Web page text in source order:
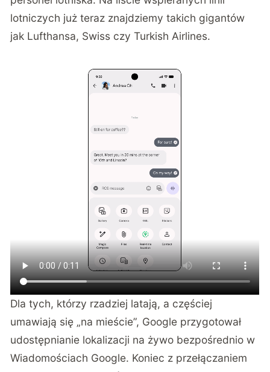
lotniczych już teraz znajdziemy takich gigantów
jak Lufthansa, Swiss czy Turkish Airlines.
Dla tych, którzy rzadziej latają, a częściej
umawiają się „na mieście”, Google przygotował
udostępnianie lokalizacji na żywo bezpośrednio w
Wiadomościach Google. Koniec z przełączaniem